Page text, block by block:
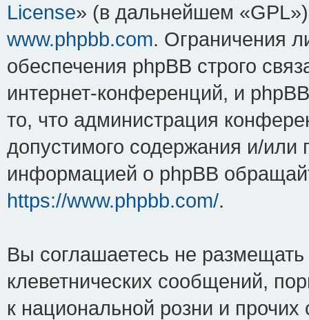
License» (в дальнейшем
www.phpbb.com. Ограничения
обеспечения phpBB строго
интернет-конференций, и
то, что администрация
допустимого содержания и/или
информацией о phpBB
https://www.phpbb.com/.
Вы соглашаетесь не
клеветнических сообщений,
к национальной розни и